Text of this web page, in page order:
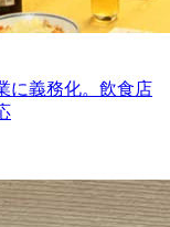
に義務化。飲食店